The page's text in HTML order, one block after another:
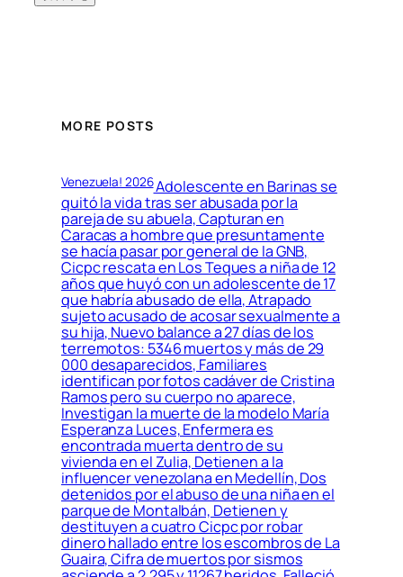
MORE POSTS
Venezuela! 2026Adolescente en Barinas se
quitó la vida tras ser abusada por la
pareja de su abuela, Capturan en
Caracas a hombre que presuntamente
se hacía pasar por general de la GNB,
Cicpc rescata en Los Teques a niña de 12
años que huyó con un adolescente de 17
que habría abusado de ella, Atrapado
sujeto acusado de acosar sexualmente a
su hija, Nuevo balance a 27 días de los
terremotos: 5346 muertos y más de 29
000 desaparecidos, Familiares
identifican por fotos cadáver de Cristina
Ramos pero su cuerpo no aparece,
Investigan la muerte de la modelo María
Esperanza Luces, Enfermera es
encontrada muerta dentro de su
vivienda en el Zulia, Detienen a la
influencer venezolana en Medellín, Dos
detenidos por el abuso de una niña en el
parque de Montalbán, Detienen y
destituyen a cuatro Cicpc por robar
dinero hallado entre los escombros de La
Guaira, Cifra de muertos por sismos